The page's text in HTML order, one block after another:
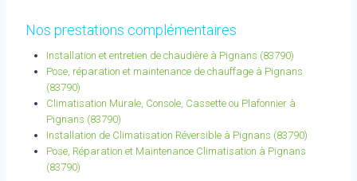
Nos prestations complémentaires
Installation et entretien de chaudière à Pignans (83790)
Pose, réparation et maintenance de chauffage à Pignans
(83790)
Climatisation Murale, Console, Cassette ou Plafonnier à
Pignans (83790)
Installation de Climatisation Réversible à Pignans (83790)
Pose, Réparation et Maintenance Climatisation à Pignans
(83790)